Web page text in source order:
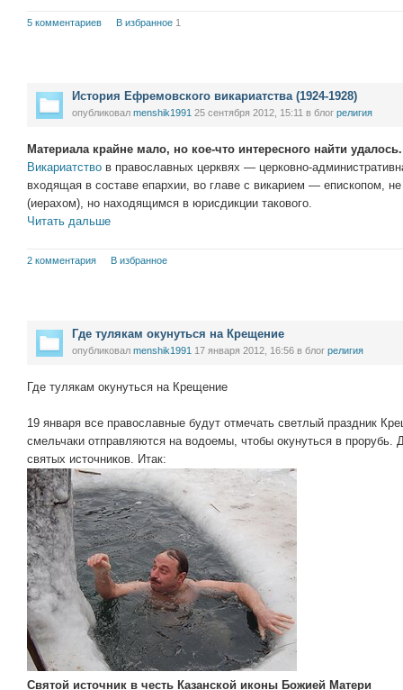
5 комментариев В избранное 1
История Ефремовского викариатства (1924-1928)
опубликовал menshik1991 25 сентября 2012, 15:11 в блог религия
Материала крайне мало, но кое-что интересного найти удалось.
Викариатство в православных церквях — церковно-
входящая в составе епархии, во главе с викарием — епископом,
(иерахом), но находящимся в юрисдикции такового.
Читать дальше
2 комментария В избранное
Где тулякам окунуться на Крещение
опубликовал menshik1991 17 января 2012, 16:56 в блог религия
Где тулякам окунуться на Крещение
19 января все православные будут отмечать светлый праздник
смельчаки отправляются на водоемы, чтобы окунуться в прорубь.
святых источников. Итак:
Святой источник в честь Казанской иконы Божией Матери